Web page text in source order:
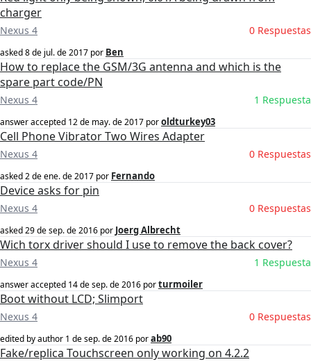
charger
Nexus 4 0 Respuestas
asked8 de jul. de 2017 por Ben
How to replace the GSM/3G antenna and which is the
spare part code/PN
Nexus 4 1 Respuesta
answer accepted 12 de may. de 2017 poroldturkey03
Cell Phone Vibrator Two Wires Adapter
Nexus 4 0 Respuestas
asked2 de ene. de 2017 por Fernando
Device asks for pin
Nexus 4 0 Respuestas
asked29 de sep. de 2016 por Joerg Albrecht
Wich torx driver should I use to remove the back cover?
Nexus 4 1 Respuesta
answer accepted 14 de sep. de 2016 porturmoiler
Boot without LCD; Slimport
Nexus 4 0 Respuestas
edited by author 1 de sep. de 2016 porab90
Fake/replica Touchscreen only working on 4.2.2